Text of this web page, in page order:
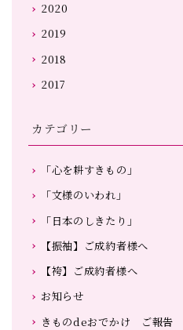
2020
2019
2018
2017
カテゴリー
「心を耕すきもの」
「文様のいわれ」
「日本のしきたり」
【振袖】ご成約者様へ
【袴】ご成約者様へ
お知らせ
きものdeおでかけ ご報告